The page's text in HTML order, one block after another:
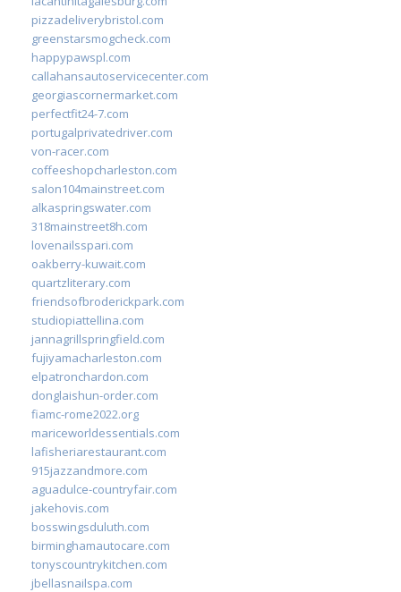
pizzadeliverybristol.com
greenstarsmogcheck.com
happypawspl.com
callahansautoservicecenter.com
georgiascornermarket.com
perfectfit24-7.com
portugalprivatedriver.com
von-racer.com
coffeeshopcharleston.com
salon104mainstreet.com
alkaspringswater.com
318mainstreet8h.com
lovenailsspari.com
oakberry-kuwait.com
quartzliterary.com
friendsofbroderickpark.com
studiopiattellina.com
jannagrillspringfield.com
fujiyamacharleston.com
elpatronchardon.com
donglaishun-order.com
fiamc-rome2022.org
mariceworldessentials.com
lafisheriarestaurant.com
915jazzandmore.com
aguadulce-countryfair.com
jakehovis.com
bosswingsduluth.com
birminghamautocare.com
tonyscountrykitchen.com
jbellasnailspa.com